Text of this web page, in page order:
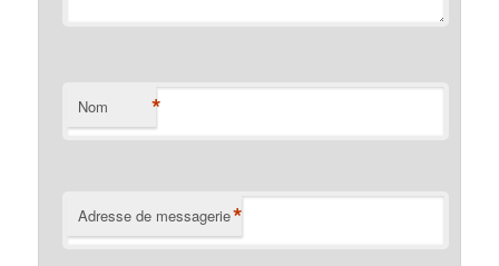
Nom *
Adresse de messagerie*